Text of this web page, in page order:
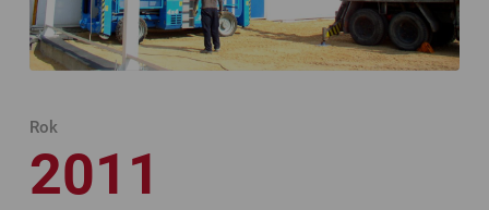
Rok
2011